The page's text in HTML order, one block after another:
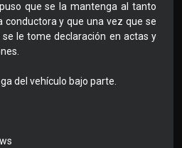
que se la mantenga al tanto
conductora y que una vez que se
le tome declaración en actas y
del vehículo bajo parte.